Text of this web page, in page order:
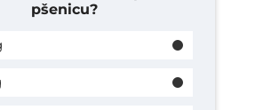
pšenicu?